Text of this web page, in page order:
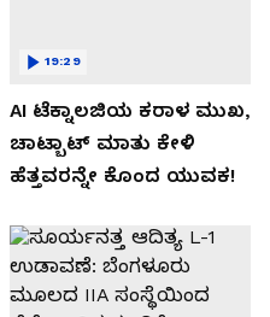
AI ಟೆಕ್ನಾಲಜಿಯ ಕರಾಳ ಮುಖ,
ಚಾಟ್ಬಾಟ್ ಮಾತು ಕೇಳಿ
ಹೆತ್ತವರನ್ನೇ ಕೊಂದ ಯುವಕ!
19:29